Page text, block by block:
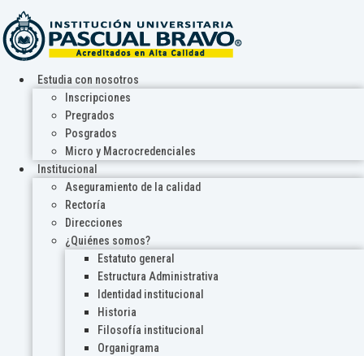
Estudia con nosotros
Inscripciones
Pregrados
Posgrados
Micro y Macrocredenciales
Institucional
Aseguramiento de la calidad
Rectoría
Direcciones
¿Quiénes somos?
Estatuto general
Estructura Administrativa
Identidad institucional
Historia
Filosofía institucional
Organigrama